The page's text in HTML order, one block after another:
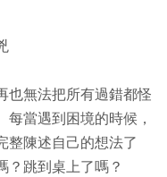
也無法把所有過錯都怪
當遇到困境的時候，
整陳述自己的想法了
？跳到桌上了嗎？